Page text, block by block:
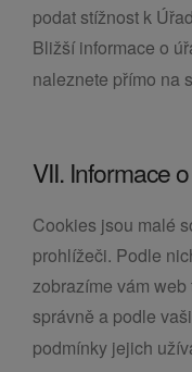
podat stížnost k
Bližší informace o
naleznete přímo na
VII. Informace
Cookies jsou malé
prohlížeči. Podle
zobrazíme vám
správně a podle
podmínky jejich